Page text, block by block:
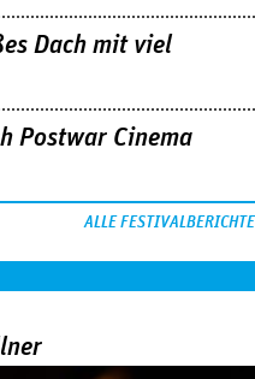
Dach mit viel
Postwar Cinema
ALLE FESTIVALBERICHTE